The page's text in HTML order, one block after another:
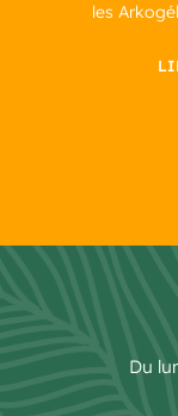
les
Du